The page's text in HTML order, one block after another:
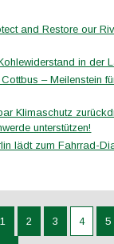
and Restore our
in der
– Meilenstein
Klimaschutz
unterstützen!
lädt zum Fahrrad-
1 2 3 4 5